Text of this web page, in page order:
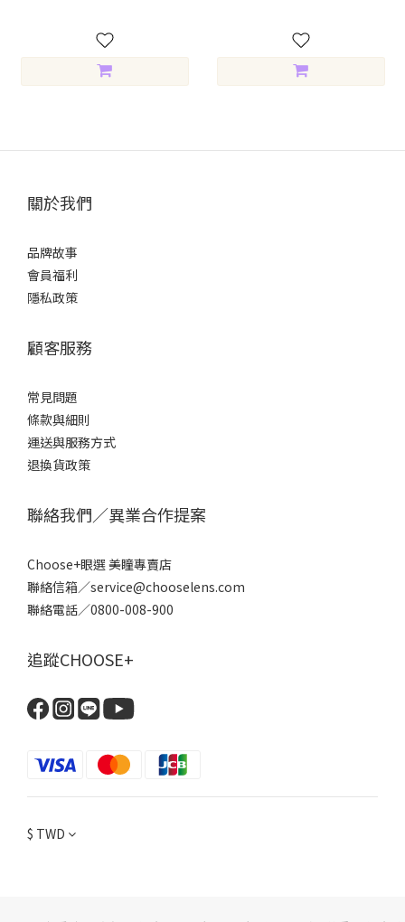
關於我們
品牌故事
會員福利
隱私政策
顧客服務
常見問題
條款與細則
運送與服務方式
退換貨政策
聯絡我們／異業合作提案
Choose+眼選 美瞳專賣店
聯絡信箱／service@chooselens.com
聯絡電話／0800-008-900
追蹤CHOOSE+
$ TWD